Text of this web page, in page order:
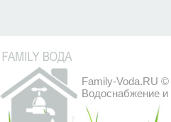
Family-Voda.RU ©
Водоснабжение и